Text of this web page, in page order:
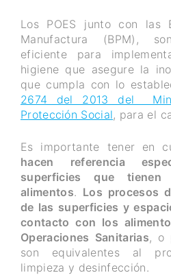
Los POES junto con las
Manufactura (BPM),
eficiente para
higiene que asegure la
que cumpla con lo
2674 del 2013 del
Protección Social, para el
Es importante tener en
hacen referencia
superficies que
alimentos. Los procesos
de las superficies y
contacto con los
Operaciones Sanitarias, o
son equivalentes al
limpieza y desinfección.